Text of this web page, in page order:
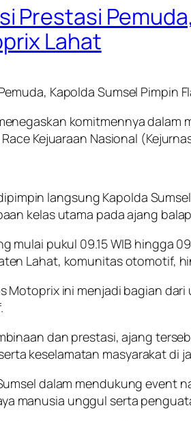
Prestasi
Lahat
Kapolda Sumsel Pimpin
komitmennya
Kejuaraan Nasional
langsung Kapolda
kelas utama pada ajang
mulai pukul 09.15 WIB hingga
Lahat, komunitas otomotif,
Motoprix ini menjadi bagian
dan prestasi, ajang
keselamatan masyarakat di
dalam mendukung event
manusia unggul serta